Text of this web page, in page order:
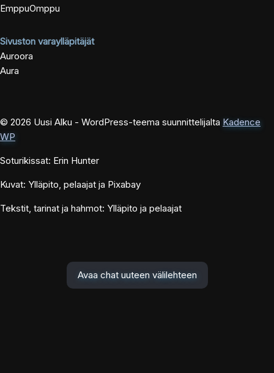
EmppuOmppu
Sivuston varaylläpitäjät
Auroora
Aura
© 2026 Uusi Alku - WordPress-teema suunnittelijalta Kadence
WP
Soturikissat: Erin Hunter
Kuvat: Ylläpito, pelaajat ja Pixabay
Tekstit, tarinat ja hahmot: Ylläpito ja pelaajat
Avaa chat uuteen välilehteen